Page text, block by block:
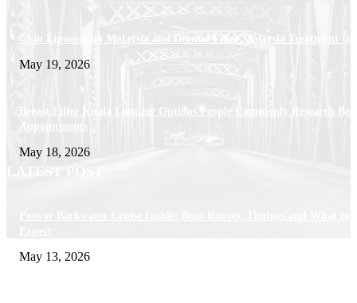
Chin Liposuction Malaysia and Dermal Filler Malaysia Treatment
May 19, 2026
Breast Filler Kuala Lumpur Options People Commonly Research
Appointments
May 18, 2026
LATEST POST
May 13, 2026